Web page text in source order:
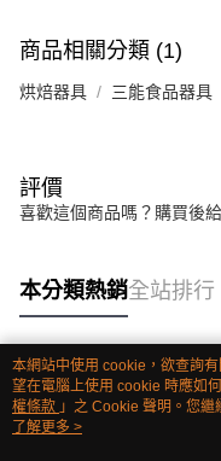
商品相關分類 (1)
烘焙器具 三能食品器具
評價
喜歡這個商品嗎？購買後
本分類熱銷全站排行
熱門標籤
本網站中使用 cookie，欲查詢
望在電腦上使用 cookie 時應如
權條款 」之 Cookie 聲明。您
用條款之 Cookie 聲明使用
了解更多 >